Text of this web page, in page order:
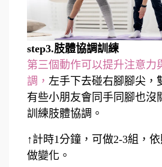
step3.肢體協調訓練
第三個動作可以提升注意力
調， 左手下去碰右腳腳尖，
有些小朋友會同手同腳也沒
訓練肢體協調。
↑計時1分鐘，可做2-3組，
做變化。